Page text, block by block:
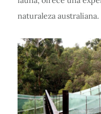
naturaleza australiana.